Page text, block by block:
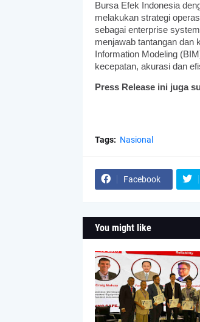
Bursa Efek Indonesia
melakukan strategi
sebagai enterprise
menjawab tantangan dan
Information Modeling
kecepatan, akurasi dan
Press Release ini juga
Tags: Nasional
Facebook
You might like